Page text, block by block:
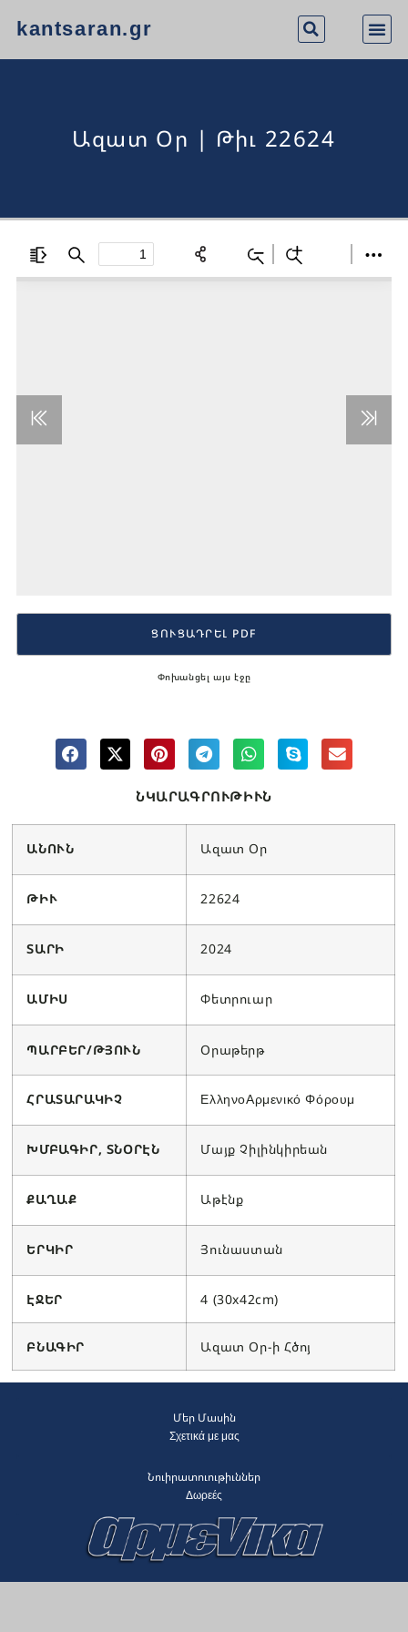
kantsaran.gr
Ազատ Օր | Թիւ 22624
ՆԿԱՐԱԳՐՈՒԹԻՒՆ
ԱՆՈՒՆ Ազատ Օր
ԹԻՒ 22624
ՏԱՐԻ 2024
ԱՄԻՍ Փետրուար
ՊԱՐԲԵՐ/ԹՅՈՒՆ Օրաթերթ
ՀՐԱՏԱՐԱԿԻՉ ΕλληνοΑρμενικό Φόρουμ
ԽՄԲԱԳԻՐ, ՏՆՕՐԷՆ Մայք Չիլինկիրեան
ՔԱՂԱՔ Աթէնք
ԵՐԿԻՐ Յունաստան
ԷՋԵՐ 4 (30x42cm)
ԲՆԱԳԻՐ Ազատ Օր-ի Հծոյ
Փոխանցել այս էջը
ՑՈՒՑԱԴՐԵԼ PDF
Մեր Մասին
Σχετικά με μας
Նուիրատուութիւններ
Δωρεές